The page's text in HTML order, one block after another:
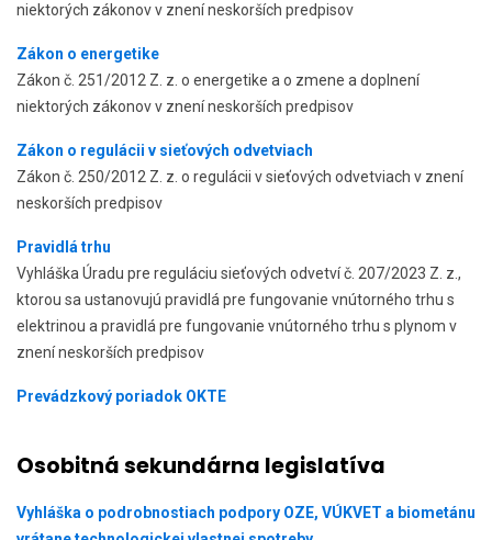
niektorých zákonov v znení neskorších predpisov
Zákon o energetike
Zákon č. 251/2012 Z. z. o energetike a o zmene a doplnení
niektorých zákonov v znení neskorších predpisov
Zákon o regulácii v sieťových odvetviach
Zákon č. 250/2012 Z. z. o regulácii v sieťových odvetviach v znení
neskorších predpisov
Pravidlá trhu
Vyhláška Úradu pre reguláciu sieťových odvetví č. 207/2023 Z. z.,
ktorou sa ustanovujú pravidlá pre fungovanie vnútorného trhu s
elektrinou a pravidlá pre fungovanie vnútorného trhu s plynom v
znení neskorších predpisov
Prevádzkový poriadok OKTE
Osobitná sekundárna legislatíva
Vyhláška o podrobnostiach podpory OZE, VÚKVET a biometánu